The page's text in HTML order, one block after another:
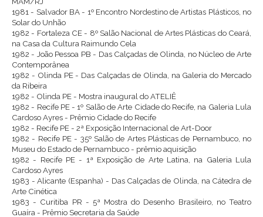
1981 - Salvador BA - 1º Encontro Nordestino de Artistas Plásticos, no
Solar do Unhão
1982 - Fortaleza CE - 8º Salão Nacional de Artes Plásticas do Ceará,
na Casa da Cultura Raimundo Cela
1982 - João Pessoa PB - Das Calçadas de Olinda, no Núcleo de Arte
Contemporânea
1982 - Olinda PE - Das Calçadas de Olinda, na Galeria do Mercado
da Ribeira
1982 - Olinda PE - Mostra inaugural do ATELIÊ
1982 - Recife PE - 1º Salão de Arte Cidade do Recife, na Galeria Lula
Cardoso Ayres - Prêmio Cidade do Recife
1982 - Recife PE - 2ª Exposição Internacional de Art-Door
1982 - Recife PE - 35º Salão de Artes Plásticas de Pernambuco, no
Museu do Estado de Pernambuco - prêmio aquisição
1982 - Recife PE - 1ª Exposição de Arte Latina, na Galeria Lula
Cardoso Ayres
1983 - Alicante (Espanha) - Das Calçadas de Olinda, na Cátedra de
Arte Cinética
1983 - Curitiba PR - 5ª Mostra do Desenho Brasileiro, no Teatro
Guaíra - Prêmio Secretaria da Saúde